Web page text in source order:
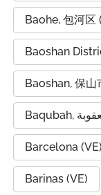
Baohe, 包河区
Baoshan
Baoshan, 保山
Barcelona (VE)
Barinas (VE)